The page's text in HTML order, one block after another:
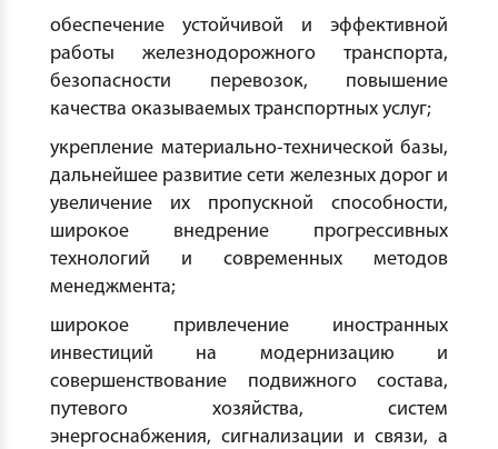
обеспечение устойчивой и эффективной
работы железнодорожного транспорта,
безопасности перевозок, повышение
качества оказываемых транспортных услуг;
укрепление материально-технической базы,
дальнейшее развитие сети железных дорог и
увеличение их пропускной способности,
широкое внедрение прогрессивных
технологий и современных методов
менеджмента;
широкое привлечение иностранных
инвестиций на модернизацию и
совершенствование подвижного состава,
путевого хозяйства, систем
энергоснабжения, сигнализации и связи, а